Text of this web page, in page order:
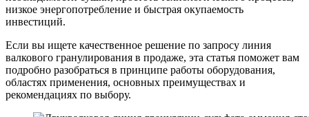
низкое энергопотребление и быстрая окупаемость
инвестиций.
Если вы ищете качественное решение по запросу линия
валкового гранулирования в продаже, эта статья поможет вам
подробно разобраться в принципе работы оборудования,
областях применения, основных преимуществах и
рекомендациях по выбору.